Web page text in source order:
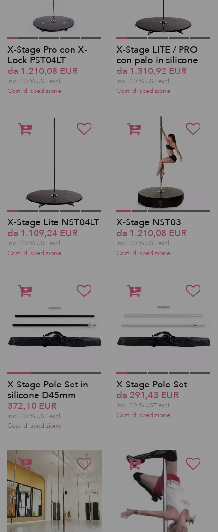
X-Stage Pro con X-
Lock PST04LT
da 1.210,08 EUR
incl. 20 % UST escl.
Costi di spedizione
X-Stage LITE / PRO
con palo in silicone
da 1.310,92 EUR
incl. 20 % UST escl.
Costi di spedizione
X-Stage Lite NST04LT
da 1.109,24 EUR
incl. 20 % UST escl.
Costi di spedizione
X-Stage NST03
da 1.210,08 EUR
incl. 20 % UST escl.
Costi di spedizione
X-Stage Pole Set in
silicone D45mm
372,10 EUR
incl. 20 % UST escl.
Costi di spedizione
X-Stage Pole Set
da 291,43 EUR
incl. 20 % UST escl.
Costi di spedizione